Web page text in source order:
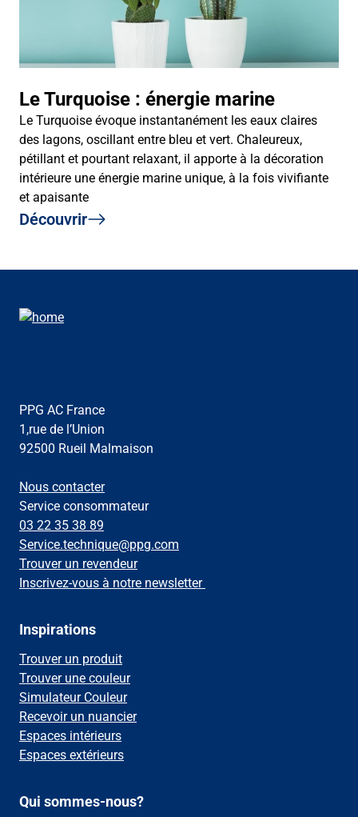
Le Turquoise : énergie marine
Le Turquoise évoque instantanément les eaux claires
des lagons, oscillant entre bleu et vert. Chaleureux,
pétillant et pourtant relaxant, il apporte à la décoration
intérieure une énergie marine unique, à la fois vivifiante
et apaisante
Découvrir
PPG AC France
1,rue de l’Union
92500 Rueil Malmaison
Nous contacter
Service consommateur
03 22 35 38 89
Service.technique@ppg.com
Trouver un revendeur
Inscrivez-vous à notre newsletter
Inspirations
Trouver un produit
Trouver une couleur
Simulateur Couleur
Recevoir un nuancier
Espaces intérieurs
Espaces extérieurs
Qui sommes-nous?